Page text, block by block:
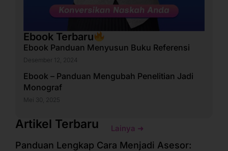
Ebook Terbaru
Ebook Panduan Menyusun Buku Referensi
Desember 12, 2024
Ebook – Panduan Mengubah Penelitian Jadi
Monograf
Mei 30, 2025
Artikel Terbaru Lainya ➜
Panduan Lengkap Cara Menjadi Asesor: